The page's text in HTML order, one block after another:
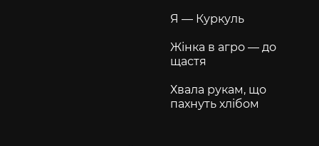
Я — Куркуль
Жінка в агро — до
щастя
Хвала рукам, що
пахнуть хлібом